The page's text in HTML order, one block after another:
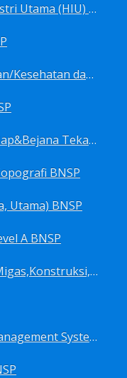
Sertifikasi Ahli Hygiene Industri Utama (HIU) BNSP
Sertifikasi Ahli K3 Lingkungan/Kesehatan dan Keselamatan Kerja Lingkungan
Sertifikasi Ahli K3 Pesawat Uap&Bejana Tekan BNSP
BNSP
Utama) BNSP
A BNSP
Sertifikasi AK3 Umum, AK3 Migas,Konstruksi,Listrik&Boiler BNSP
Sertifikasi Asset Integrity Management System BNSP